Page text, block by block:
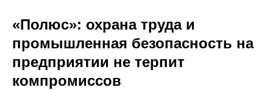
«Полюс»: охрана труда и
промышленная безопасность на
предприятии не терпит
компромиссов